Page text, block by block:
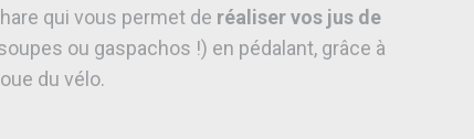
qui vous permet de réaliser vos jus de
ou gaspachos !) en pédalant, grâce à
du vélo.